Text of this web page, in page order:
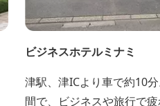
ビジネスホテルミナミ
津駅、津ICより車で約10
間で、ビジネスや旅行で